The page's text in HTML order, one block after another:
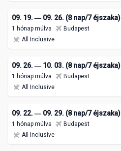
09. 19. ― 09. 26. (8 nap/7 éjszaka)
1 hónap múlva
Budapest
All Inclusive
09. 26. ― 10. 03. (8 nap/7 éjszaka)
1 hónap múlva
Budapest
All Inclusive
09. 22. ― 09. 29. (8 nap/7 éjszaka)
1 hónap múlva
Budapest
All Inclusive